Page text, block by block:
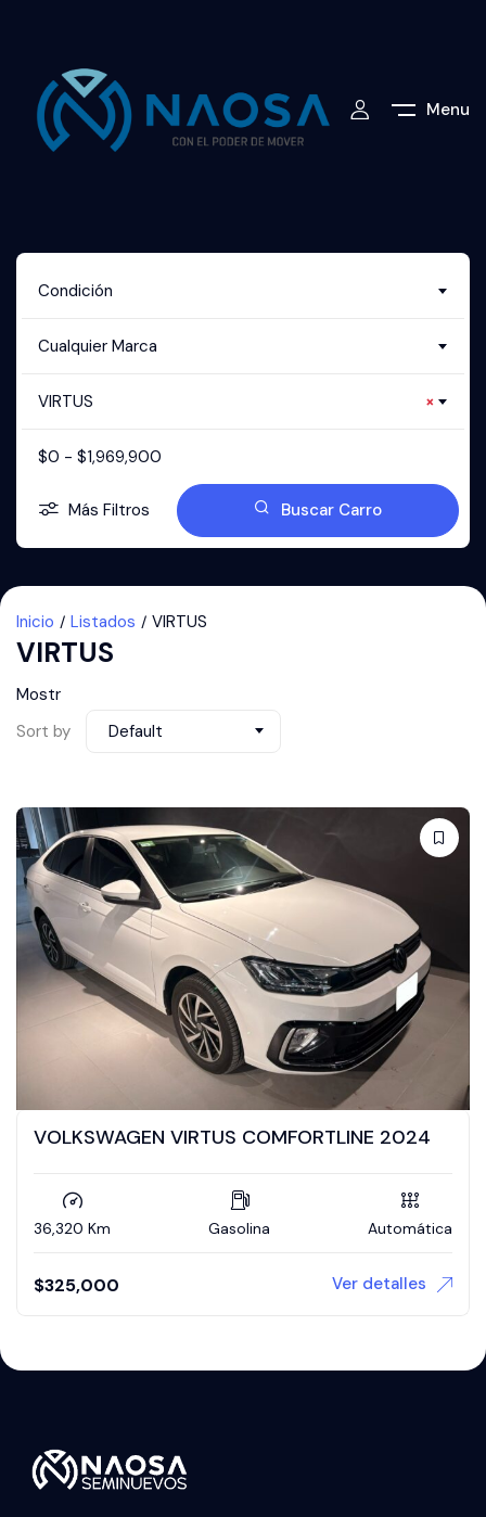
Menu
Condición
Cualquier Marca
×
VIRTUS
$0 - $1,969,900
Más Filtros Buscar Carro
Inicio Listados VIRTUS
VIRTUS
Mostr
Sort by
Default
VOLKSWAGEN VIRTUS COMFORTLINE 2024
36,320 Km Gasolina Automática
$325,000 Ver detalles